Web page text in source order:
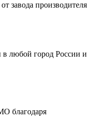
завода производителя
любой город России и
благодаря